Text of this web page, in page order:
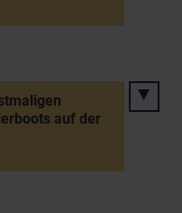
auf der